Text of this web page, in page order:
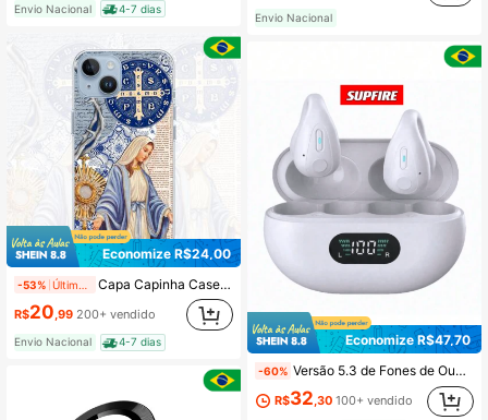
Envio Nacional 4-7 dias
Economize R$24,00
-53% Capa Capinha Case Celular Nossa Senhora das Graças Colagem Azul Católica Religiosa Feminina Proteção Fé
R$20,99 200+ vendido
Envio Nacional 4-7 dias
Envio Nacional
Economize R$47,70
-60% Versão 5.3 de Fones de Ouvido Sem Fio com Clipe de Orelha Aberta e Microfone Integrado, Fones de Ouvido Esportivos com Microfone Embutido, Gancho de Orelha e Estojo de Carregamento com Visor Digital, Caixa de Carregamento Sem Fio e Condução Óssea Leve
R$32,30 100+ vendido